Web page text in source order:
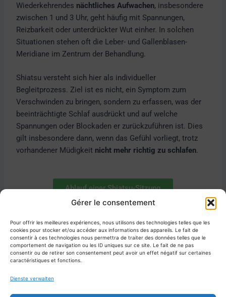
Gérer le consentement
Pour offrir les meilleures expériences, nous utilisons des technologies telles que les
cookies pour stocker et/ou accéder aux informations des appareils. Le fait de
consentir à ces technologies nous permettra de traiter des données telles que le
comportement de navigation ou les ID uniques sur ce site. Le fait de ne pas
consentir ou de retirer son consentement peut avoir un effet négatif sur certaines
caractéristiques et fonctions.
Dienste verwalten
Wiederkehrendes nächtliches Aufwachen, insbesondere
zwischen 1 und 3 Uhr, geht häufig mit Spannungen,
Reizbarkeit oder unterdrückter Wut einher. In solchen
Situationen stehen oft die Leber- und Gallenblasen-
Meridiane im Zentrum der Behandlung.
Shiatsu versteht sich hier als individueller
Begleitprozess. Ziel ist es nicht, ein Symptom zum
Verschwinden zu bringen, sondern zu erfassen, was der
beeinträchtigte Schlaf ausdrückt und auf welche
Spannungen oder Blockaden er zurückzuführen ist. Dies
gilt insbesondere dann, wenn das Gefühl vorliegt, trotz
vorhandener Müdigkeit nicht mehr richtig zu schlafen.
Ablauf einer Shiatsu-Sitzung
ZURÜCK WEITER